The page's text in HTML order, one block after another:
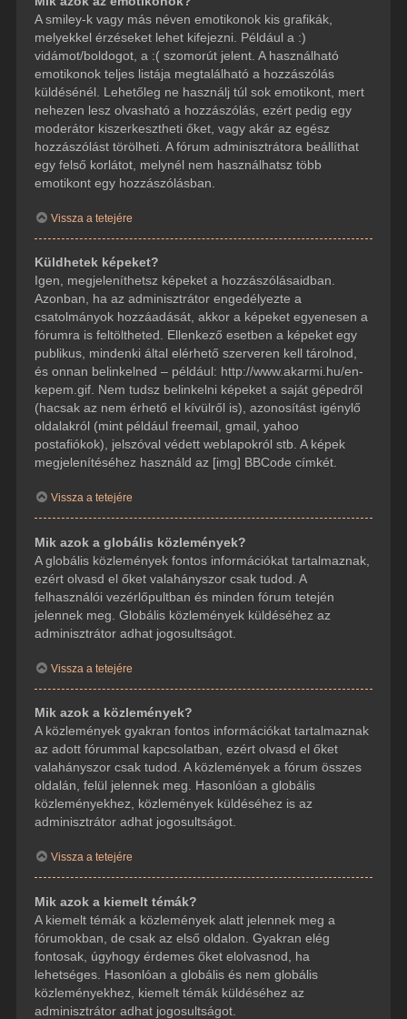
A smiley-k vagy más néven emotikonok kis grafikák,
melyekkel érzéseket lehet kifejezni. Például a :)
vidámot/boldogot, a :( szomorút jelent. A használható
emotikonok teljes listája megtalálható a hozzászólás
küldésénél. Lehetőleg ne használj túl sok emotikont, mert
nehezen lesz olvasható a hozzászólás, ezért pedig egy
moderátor kiszerkesztheti őket, vagy akár az egész
hozzászólást törölheti. A fórum adminisztrátora beállíthat
egy felső korlátot, melynél nem használhatsz több
emotikont egy hozzászólásban.
Vissza a tetejére
Küldhetek képeket?
Igen, megjeleníthetsz képeket a hozzászólásaidban.
Azonban, ha az adminisztrátor engedélyezte a
csatolmányok hozzáadását, akkor a képeket egyenesen a
fórumra is feltöltheted. Ellenkező esetben a képeket egy
publikus, mindenki által elérhető szerveren kell tárolnod,
és onnan belinkelned – például: http://www.akarmi.hu/en-
kepem.gif. Nem tudsz belinkelni képeket a saját gépedről
(hacsak az nem érhető el kívülről is), azonosítást igénylő
oldalakról (mint például freemail, gmail, yahoo
postafiókok), jelszóval védett weblapokról stb. A képek
megjelenítéséhez használd az [img] BBCode címkét.
Vissza a tetejére
Mik azok a globális közlemények?
A globális közlemények fontos információkat tartalmaznak,
ezért olvasd el őket valahányszor csak tudod. A
felhasználói vezérlőpultban és minden fórum tetején
jelennek meg. Globális közlemények küldéséhez az
adminisztrátor adhat jogosultságot.
Vissza a tetejére
Mik azok a közlemények?
A közlemények gyakran fontos információkat tartalmaznak
az adott fórummal kapcsolatban, ezért olvasd el őket
valahányszor csak tudod. A közlemények a fórum összes
oldalán, felül jelennek meg. Hasonlóan a globális
közleményekhez, közlemények küldéséhez is az
adminisztrátor adhat jogosultságot.
Vissza a tetejére
Mik azok a kiemelt témák?
A kiemelt témák a közlemények alatt jelennek meg a
fórumokban, de csak az első oldalon. Gyakran elég
fontosak, úgyhogy érdemes őket elolvasnod, ha
lehetséges. Hasonlóan a globális és nem globális
közleményekhez, kiemelt témák küldéséhez az
adminisztrátor adhat jogosultságot.